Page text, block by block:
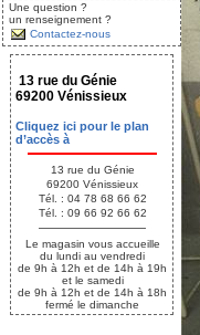
Une question ?
un renseignement ?
Contactez-nous
13 rue du Génie
69200 Vénissieux
Cliquez ici pour le plan
d’accès à
13 rue du Génie
69200 Vénissieux
Tél. : 04 78 68 66 62
Tél. : 09 66 92 66 62
Le magasin vous accueille
du lundi au vendredi
de 9h à 12h et de 14h à 19h
et le samedi
de 9h à 12h et de 14h à 18h
fermé le dimanche